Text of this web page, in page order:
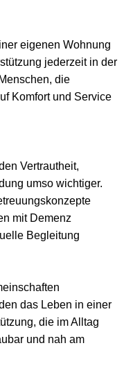
eigenen Wohnung
jederzeit in der
die
Komfort und Service
Vertrautheit,
umso wichtiger.
mit Demenz
Begleitung
das Leben in einer
die im Alltag
und nah am